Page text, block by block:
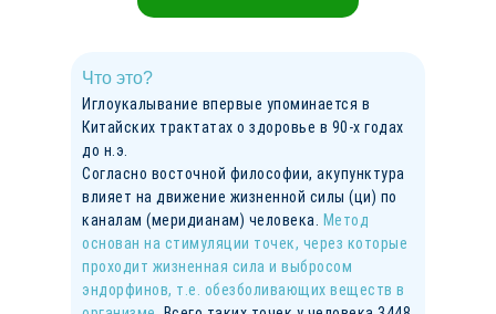
Что это?
Иглоукалывание впервые упоминается в
Китайских трактатах о здоровье в 90-х годах
до н.э.
Согласно восточной философии, акупунктура
влияет на движение жизненной силы (ци) по
каналам (меридианам) человека.
Метод
основан на стимуляции точек, через которые
проходит жизненная сила и выбросом
эндорфинов, т.е. обезболивающих веществ в